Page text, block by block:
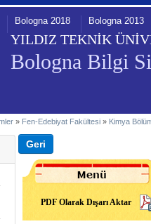
YILDIZ TEKNİK
Bologna Bilgi
Bologna 2018 Bologna 2013
» Fen-Edebiyat Fakültesi » Kimya
PDF Olarak Dışarı Aktar